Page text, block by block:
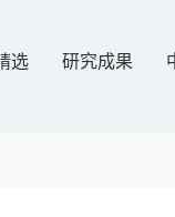
选 研究成果